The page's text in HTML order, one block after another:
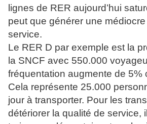
lignes de RER aujourd’hui
peut que générer une
service.
Le RER D par exemple est la
la SNCF avec 550.000
fréquentation augmente de 5%
Cela représente 25.000
jour à transporter. Pour les
détériorer la qualité de service,